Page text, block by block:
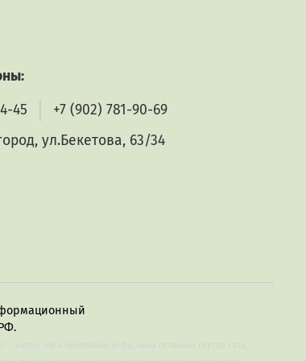
45
+7 (902) 781-90-69
ул.Бекетова, 63/34